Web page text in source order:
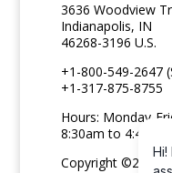
3636 Woodview
Indianapolis, IN
46268-3196 U.S.
+1-800-549-2647
+1-317-875-8755
Hours: Monday-
8:30am to 4:45pm
Copyright ©2026